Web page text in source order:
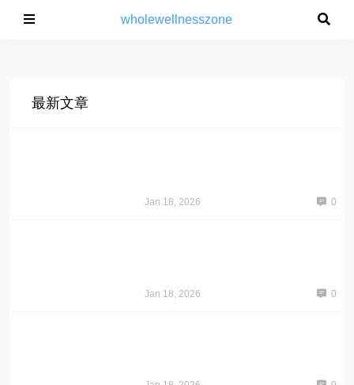
wholewellnesszone
最新文章
Jan 18, 2026 0
Jan 18, 2026 0